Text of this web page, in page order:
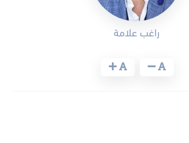
راغب علامة